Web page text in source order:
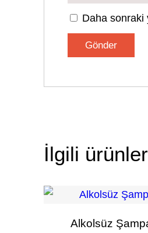
Daha sonraki
İlgili ürünler
Alkolsüz